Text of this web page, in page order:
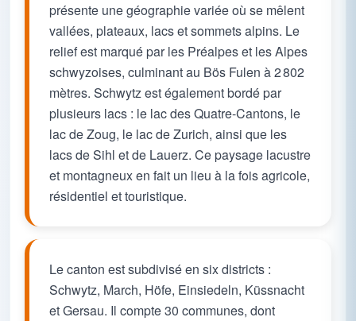
présente une géographie variée où se mêlent
vallées, plateaux, lacs et sommets alpins. Le
relief est marqué par les Préalpes et les Alpes
schwyzoises, culminant au Bös Fulen à 2 802
mètres. Schwytz est également bordé par
plusieurs lacs : le lac des Quatre-Cantons, le
lac de Zoug, le lac de Zurich, ainsi que les
lacs de Sihl et de Lauerz. Ce paysage lacustre
et montagneux en fait un lieu à la fois agricole,
résidentiel et touristique.
Le canton est subdivisé en six districts :
Schwytz, March, Höfe, Einsiedeln, Küssnacht
et Gersau. Il compte 30 communes, dont